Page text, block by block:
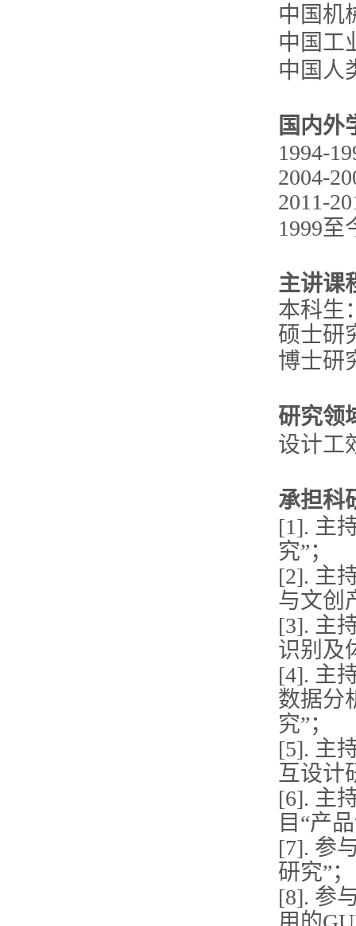
中国机
中国工
中国人
国内外
1994-
2004-
2011-
1999至
主讲课
本科生
硕士研
博士研
研究领
设计工
承担科
[1]. 主
究”；
[2]. 主
与文创
[3]. 主
识别及
[4]. 主
数据分
究”；
[5]. 主
互设计
[6]. 主
目“产
[7]. 参
研究”；
[8]. 参